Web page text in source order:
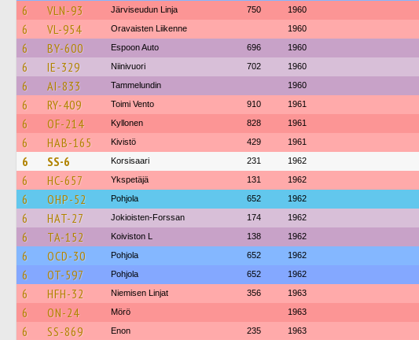
6 VLN-93 Järviseudun Linja 750 1960
6 VL-954 Oravaisten Liikenne 1960
6 BY-600 Espoon Auto 696 1960
6 IE-329 Niinivuori 702 1960
6 AI-833 Tammelundin 1960
6 RY-409 Toimi Vento 910 1961
6 OF-214 Kyllonen 828 1961
6 HAB-165 Kivistö 429 1961
6 SS-6 Korsisaari 231 1962
6 HC-657 Ykspetäjä 131 1962
6 OHP-52 Pohjola 652 1962
6 HAT-27 Jokioisten-Forssan 174 1962
6 TA-152 Koiviston L 138 1962
6 OCD-30 Pohjola 652 1962
6 OT-597 Pohjola 652 1962
6 HFH-32 Niemisen Linjat 356 1963
6 ON-24 Mörö 1963
6 SS-869 Enon 235 1963